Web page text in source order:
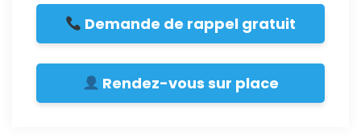
Demande de rappel gratuit
Rendez-vous sur place